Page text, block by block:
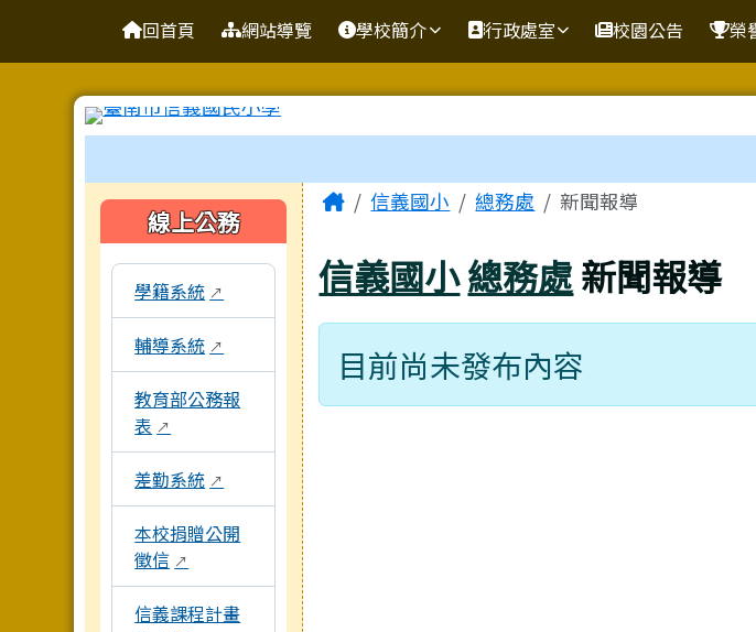
台南市信義國小
回首頁 網站導覽 學校簡介 行政處室 校園公告 榮
左邊區域內容
線上公務
本區域包含校內行政系統連結，點擊後皆會另開視窗。
學籍系統 ↗
輔導系統 ↗
教育部公務報
表 ↗
差勤系統 ↗
本校捐贈公開
徵信 ↗
信義課程計畫
主內容區域
Home信義國小 總務處 新聞報導
信義國小總務處新聞報導
目前尚未發布內容
頁尾區域